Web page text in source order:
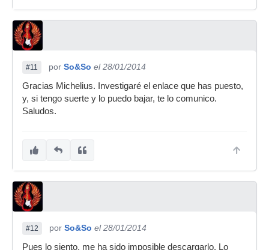
#11 por So&So el 28/01/2014
Gracias Michelius. Investigaré el enlace que has puesto,
y, si tengo suerte y lo puedo bajar, te lo comunico.
Saludos.
#12 por So&So el 28/01/2014
Pues lo siento, me ha sido imposible descargarlo. Lo